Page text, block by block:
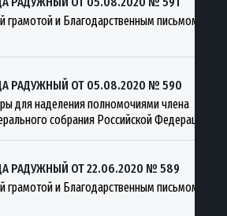
грамотой и Благодарственным письмом
РАДУЖНЫЙ ОТ 05.08.2020 № 590
для наделения полномочиями члена
собрания Российской Федерации
РАДУЖНЫЙ ОТ 22.06.2020 № 589
грамотой и Благодарственным письмом